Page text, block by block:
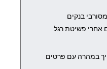
בנקים
אחרי פשיטת רגל
במהרה עם פרטים